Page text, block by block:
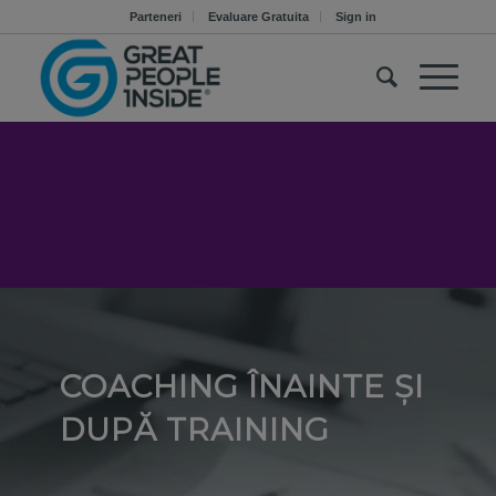
Parteneri Evaluare Gratuita Sign in
COACHING ÎNAINTE ȘI
DUPĂ TRAINING